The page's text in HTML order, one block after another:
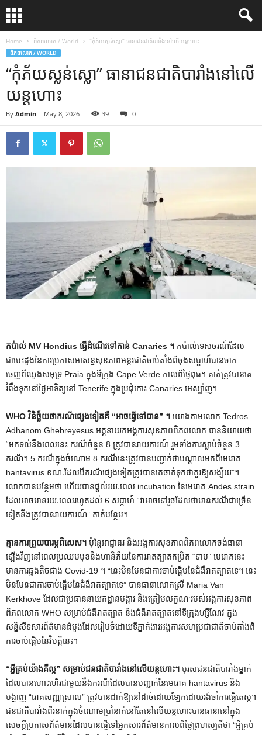
Home ពិភពលោក / World “កុំភ័យស្លន់ស្លោ” ធានាជនជាតិបារាំងនៅលើយន្តហោះ
ពិភពលោក / WORLD
“កុំភ័យស្លន់ស្លោ” ធានាជនជាតិបារាំងនៅលើ
យន្តហោះ
By Admin - May 8, 2026 39 0
កប៉ាល់ MV Hondius ធ្វើដំណើរទៅកាន់ Canaries ។ កប៉ាល់ទេសចរណ៍ដែល
ជាបេះដូងនៃការប្រកាសអាសន្នសុខភាពអន្តរជាតិចាប់តាំងពីចុងសប្តាហ៍បានចាក
ចេញពីឈូងសមុទ្រ Praia ក្នុងទីក្រុង Cape Verde កាលពីថ្ងៃពុធ។ គាត់ត្រូវបានគេ
រំពឹងទុកនៅថ្ងៃអាទិត្យនៅ Tenerife ក្នុងប្រជុំកោះ Canaries អេស្ប៉ាញ។
WHO វិនិច្ឆ័យថាករណីផ្សេងទៀតគឺ “អាចធ្វើទៅបាន” ។ យោងតាមលោក Tedros
Adhanom Ghebreyesus អគ្គនាយកអង្គការសុខភាពពិភពលោក បាននិយាយថា
“មកទល់នឹងពេលនេះ ករណីចំនួន 8 ត្រូវបានរាយការណ៍ រួមទាំងការស្លាប់ចំនួន 3
ករណី។ 5 ករណីក្នុងចំណោម 8 ករណីនេះត្រូវបានបញ្ជាក់ថាបណ្តាលមកពីមេរោគ
hantavirus ខណៈដែលបីករណីផ្សេងទៀតត្រូវបានគេចាត់ទុកថាគួរឱ្យសង្ស័យ”។
លោកបានបន្ថែមថា ហើយបានផ្តល់រយៈពេល incubation នៃមេរោគ Andes strain
ដែលអាចមានរយៈពេលរហូតដល់ 6 សប្តាហ៍ “វាអាចទៅរួចដែលថាមានករណីជាច្រើន
ទៀតនឹងត្រូវបានរាយការណ៍” គាត់បន្ថែម។
គ្មាន​ការ​ព្រួយ​បារម្ភ​ពិសេស​។ ប៉ុន្តែអាជ្ញាធរ និងអង្គការសុខភាពពិភពលោកចង់ធានា
ឡើងវិញនៅពេលប្រឈមមុខនឹងហានិភ័យនៃការរាតត្បាតកម្រិត “ទាប” មេរោគនេះ
មានការឆ្លងតិចជាង Covid-19 ។ “នេះមិនមែនជាការចាប់ផ្តើមនៃជំងឺរាតត្បាតទេ។ នេះ
មិនមែនជាការចាប់ផ្តើមនៃជំងឺរាតត្បាតទេ” បានធានាលោកស្រី Maria Van
Kerkhove ដែលជាប្រធាននាយកដ្ឋានបង្ការ និងត្រៀមលក្ខណៈរបស់អង្គការសុខភាព
ពិភពលោក WHO សម្រាប់ជំងឺរាតត្បាត និងជំងឺរាតត្បាតនៅទីក្រុងហ្សឺណែវ ក្នុង
សន្និសីទសារព័ត៌មានដំបូងដែលរៀបចំដោយទីភ្នាក់ងារអង្គការសហប្រជាជាតិចាប់តាំងពី
ការចាប់ផ្តើមនៃវិបត្តិនេះ។
“អ្វីគ្រប់យ៉ាងគឺល្អ” សម្រាប់ជនជាតិបារាំងនៅលើយន្តហោះ។ បុរសជនជាតិបារាំងម្នាក់
ដែលបានហោះហើរជាមួយនឹងករណីដែលបានបញ្ជាក់នៃមេរោគ hantavirus និង
បង្ហាញ “រោគសញ្ញាស្រាល” ត្រូវបានដាក់ឱ្យនៅដាច់ដោយឡែកដោយរង់ចាំការធ្វើតេស្ត។
ជនជាតិបារាំងពីរនាក់ក្នុងចំណោមប្រាំនាក់នៅតែនៅលើយន្តហោះបានធានានៅក្នុង
សេចក្តីប្រកាសព័ត៌មានដែលបានផ្ញើទៅអ្នកសារព័ត៌មានកាលពីថ្ងៃព្រហស្បតិ៍ថា “អ្វីគ្រប់